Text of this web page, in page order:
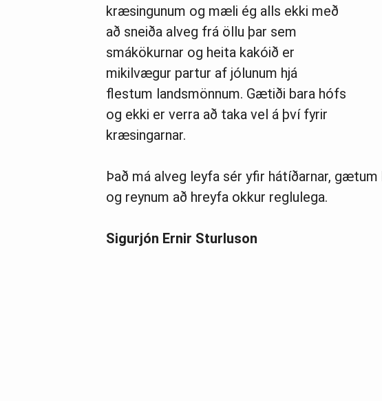
kræsingunum og mæli ég alls ekki með
að sneiða alveg frá öllu þar sem
smákökurnar og heita kakóið er
mikilvægur partur af jólunum hjá
flestum landsmönnum. Gætiði bara hófs
og ekki er verra að taka vel á því fyrir
kræsingarnar.
Það má alveg leyfa sér yfir hátíðarnar,
og reynum að hreyfa okkur reglulega.
Sigurjón Ernir Sturluson